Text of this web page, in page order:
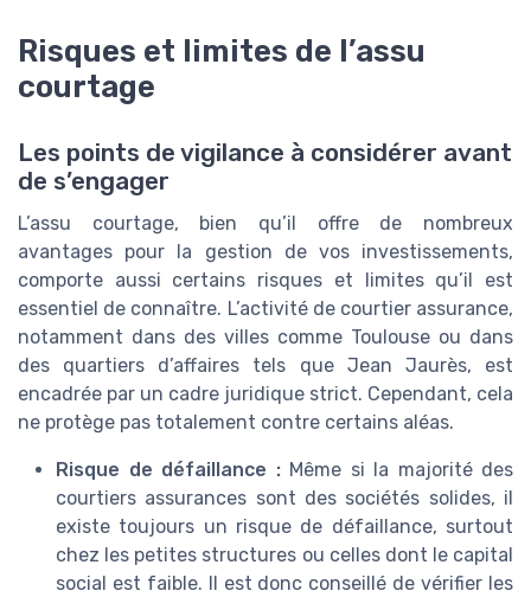
Risques et limites de l’assu
courtage
Les points de vigilance à considérer avant
de s’engager
L’assu courtage, bien qu’il offre de nombreux
avantages pour la gestion de vos investissements,
comporte aussi certains risques et limites qu’il est
essentiel de connaître. L’activité de courtier assurance,
notamment dans des villes comme Toulouse ou dans
des quartiers d’affaires tels que Jean Jaurès, est
encadrée par un cadre juridique strict. Cependant, cela
ne protège pas totalement contre certains aléas.
Risque de défaillance :Même si la majorité des
courtiers assurances sont des sociétés solides, il
existe toujours un risque de défaillance, surtout
chez les petites structures ou celles dont le capital
social est faible. Il est donc conseillé de vérifier les